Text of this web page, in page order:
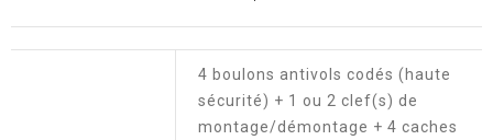
4 boulons antivols codés (haute
sécurité) + 1 ou 2 clef(s) de
montage/démontage + 4 caches